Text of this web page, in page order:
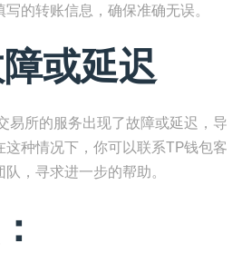
的转账信息，确保准确无误。
或延迟
易所的服务出现了故障或延迟，导
种情况下，你可以联系TP钱包客
，寻求进一步的帮助。